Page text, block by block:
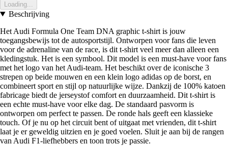
Loading...
Beschrijving
Het Audi Formula One Team DNA graphic t-shirt is jouw
toegangsbewijs tot de autosportstijl. Ontworpen voor fans die leven
voor de adrenaline van de race, is dit t-shirt veel meer dan alleen een
kledingstuk. Het is een symbool. Dit model is een must-have voor fans
met het logo van het Audi-team. Het beschikt over de iconische 3
strepen op beide mouwen en een klein logo adidas op de borst, en
combineert sport en stijl op natuurlijke wijze. Dankzij de 100% katoen
fabricage biedt de jerseystof comfort en duurzaamheid. Dit t-shirt is
een echte must-have voor elke dag. De standaard pasvorm is
ontworpen om perfect te passen. De ronde hals geeft een klassieke
touch. Of je nu op het circuit bent of uitgaat met vrienden, dit t-shirt
laat je er geweldig uitzien en je goed voelen. Sluit je aan bij de rangen
van Audi F1-liefhebbers en toon trots je passie.